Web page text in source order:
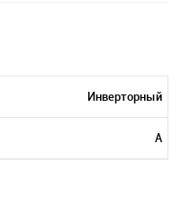
Инверторный
A